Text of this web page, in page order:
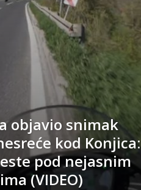
objavio snimak
kod Konjica:
pod nejasnim
(VIDEO)